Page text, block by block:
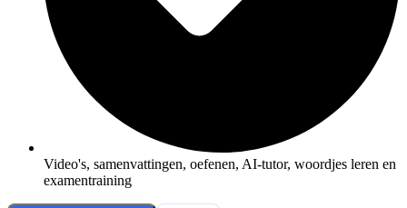
Video's, samenvattingen, oefenen, AI-tutor, woordjes leren en
examentraining